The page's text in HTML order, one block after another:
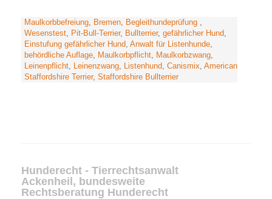
Maulkorbbefreiung, Bremen, Begleithundeprüfung ,
Wesenstest, Pit-Bull-Terrier, Bullterrier, gefährlicher Hund,
Einstufung gefährlicher Hund, Anwalt für Listenhunde,
behördliche Auflage, Maulkorbpflicht, Maulkorbzwang,
Leinenpflicht, Leinenzwang, Listenhund, Canismix, American
Staffordshire Terrier, Staffordshire Bullterrier
Hunderecht - Tierrechtsanwalt
Ackenheil, bundesweite
Rechtsberatung Hunderecht